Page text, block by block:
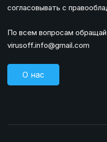
согласовывать с
По всем вопросам
virusoff.info@gmail.com
О нас